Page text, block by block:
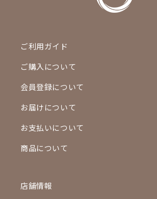
ご利用ガイド
ご購入について
会員登録について
お届けについて
お支払いについて
商品について
店舗情報